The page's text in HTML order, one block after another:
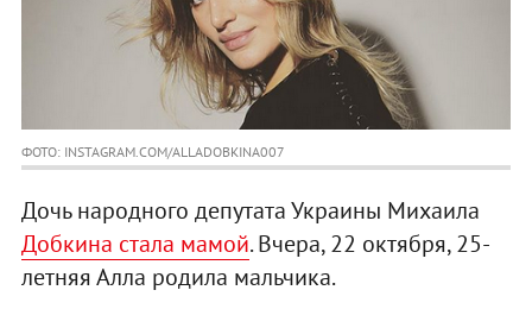
ФОТО: INSTAGRAM.COM/ALLADOBKINA007
Дочь народного депутата Украины Михаила
Добкина стала мамой. Вчера, 22 октября, 25-
летняя Алла родила мальчика.